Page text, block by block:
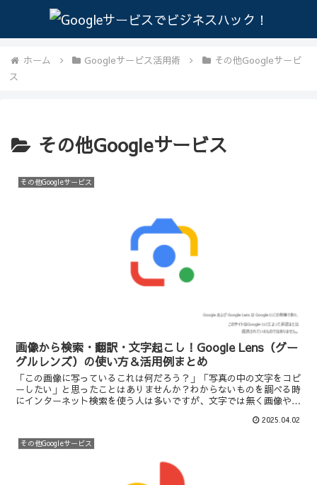
ホーム Googleサービス活用術
その他Googleサービ
ス
その他Googleサービス
その他Googleサービス
画像から検索・翻訳・文字起こし！Google Lens（グー
グルレンズ）の使い方＆活用例まとめ
「この画像に写っているこれは何だろう？」「写真の中の文字をコピ
ーしたい」と思ったことはありませんか？わからないものを調べる時
にインターネット検索を使う人は多いですが、文字では無く画像や写
2025.04.02
その他Googleサービス